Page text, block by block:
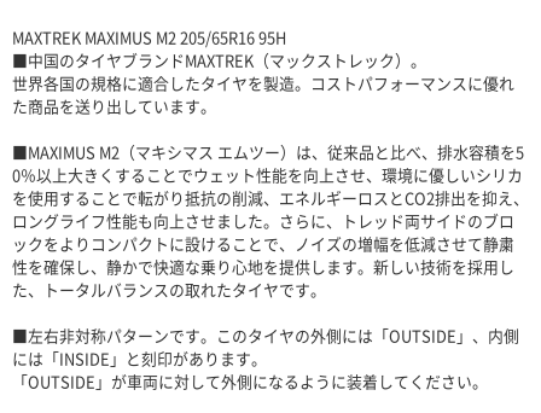
MAXTREK MAXIMUS M2 205/65R16 95H
■中国のタイヤブランドMAXTREK（マックストレック）。
世界各国の規格に適合したタイヤを製造。コストパフォーマンスに優れ
た商品を送り出しています。
■MAXIMUS M2（マキシマス エムツー）は、従来品と比べ、排水容積を5
0％以上大きくすることでウェット性能を向上させ、環境に優しいシリカ
を使用することで転がり抵抗の削減、エネルギーロスとCO2排出を抑え、
ロングライフ性能も向上させました。さらに、トレッド両サイドのブロ
ックをよりコンパクトに設けることで、ノイズの増幅を低減させて静粛
性を確保し、静かで快適な乗り心地を提供します。新しい技術を採用し
た、トータルバランスの取れたタイヤです。
■左右非対称パターンです。このタイヤの外側には「OUTSIDE」、内側
には「INSIDE」と刻印があります。
「OUTSIDE」が車両に対して外側になるように装着してください。